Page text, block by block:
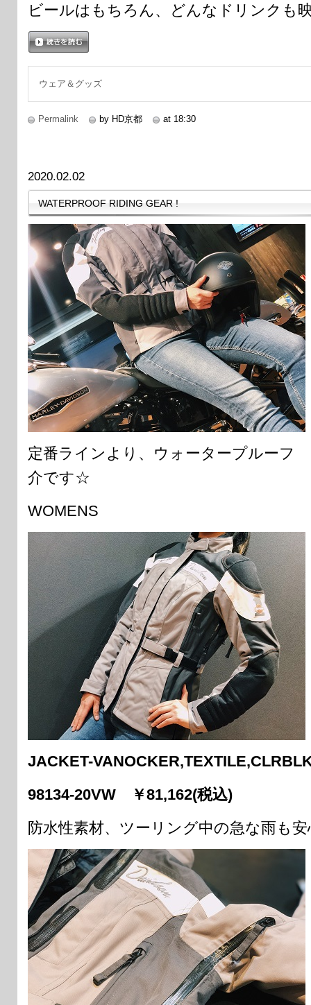
ビールはもちろん、どんなドリンクも
ウェア＆グッズ
Permalink by HD京都 at 18:30
2020.02.02
WATERPROOF RIDING GEAR !
定番ラインより、ウォータープルーフ
介です☆
WOMENS
JACKET-
98134-20VW ￥81,162(税込)
防水性素材、ツーリング中の急な雨も